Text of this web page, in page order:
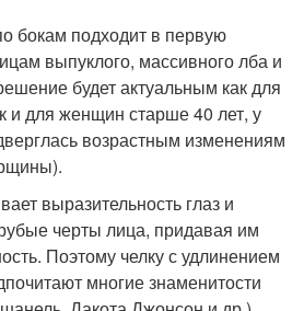
бокам подходит в первую
выпуклого, массивного лба и
будет актуальным как для
и для женщин старше 40 лет, у
возрастным изменениям
выразительность глаз и
черты лица, придавая им
Поэтому челку с удлинением
многие знаменитости